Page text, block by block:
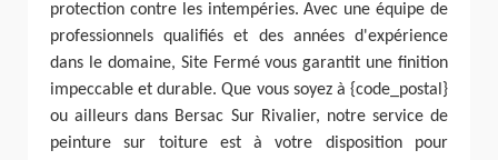
protection contre les intempéries. Avec une équipe de
professionnels qualifiés et des années d'expérience
dans le domaine, Site Fermé vous garantit une finition
impeccable et durable. Que vous soyez à {code_postal}
ou ailleurs dans Bersac Sur Rivalier, notre service de
peinture sur toiture est à votre disposition pour